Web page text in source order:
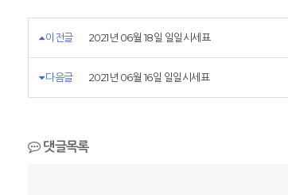
이전글 2021년 06월 18일 일일시세표
다음글 2021년 06월 16일 일일시세표
댓글목록